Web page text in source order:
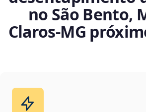
no São Bento,
Claros‑MG